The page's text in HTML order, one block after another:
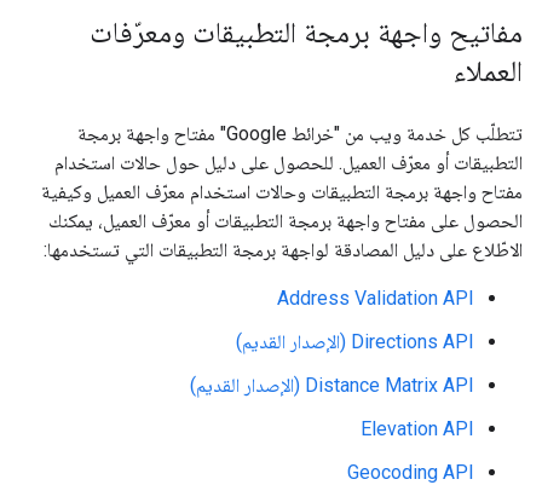
مفاتيح واجهة برمجة التطبيقات ومعرّفات
العملاء
تتطلّب كل خدمة ويب من "خرائط Google" مفتاح واجهة برمجة
التطبيقات أو معرّف العميل. للحصول على دليل حول حالات استخدام
مفتاح واجهة برمجة التطبيقات وحالات استخدام معرّف العميل وكيفية
الحصول على مفتاح واجهة برمجة التطبيقات أو معرّف العميل، يمكنك
الاطّلاع على دليل المصادقة لواجهة برمجة التطبيقات التي تستخدمها:
Address Validation API
Directions API (الإصدار القديم)
Distance Matrix API (الإصدار القديم)
Elevation API
Geocoding API